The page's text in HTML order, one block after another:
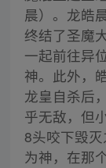
晨）。龙皓
终结了圣魔
一起前往异
神。此外，
龙皇自杀后
乎无敌，但
8头咬下毁
为神，在那